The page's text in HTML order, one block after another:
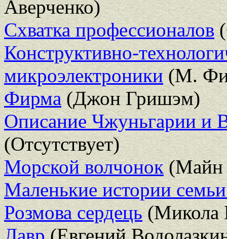
Аверченко)
Схватка профессионалов
Конструктивно-
микроэлектроники(М.
Фирма(Джон Гришэм)
Описание Чжуньгарии и
(Отсутствует)
Морской волчонок(Майн
Маленькие истории
Розмова сердець(Микола